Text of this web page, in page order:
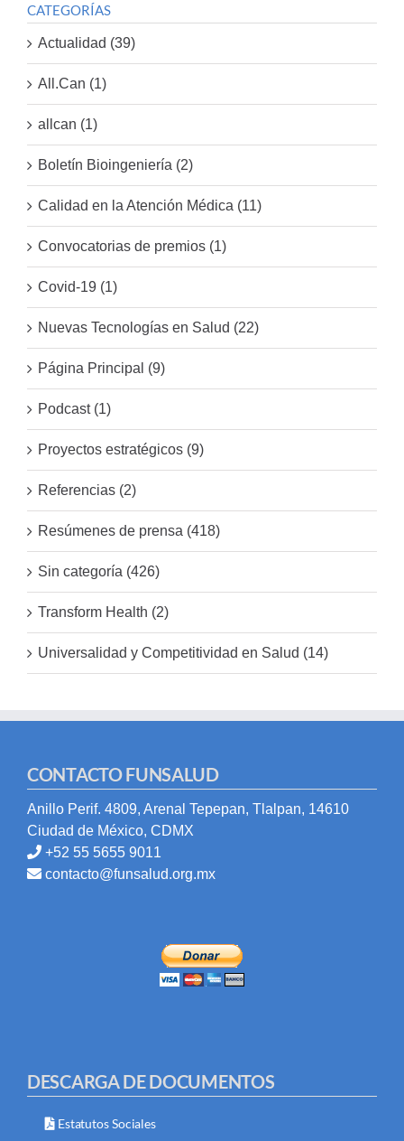
CATEGORÍAS
Actualidad (39)
All.Can (1)
allcan (1)
Boletín Bioingeniería (2)
Calidad en la Atención Médica (11)
Convocatorias de premios (1)
Covid-19 (1)
Nuevas Tecnologías en Salud (22)
Página Principal (9)
Podcast (1)
Proyectos estratégicos (9)
Referencias (2)
Resúmenes de prensa (418)
Sin categoría (426)
Transform Health (2)
Universalidad y Competitividad en Salud (14)
CONTACTO FUNSALUD
Anillo Perif. 4809, Arenal Tepepan, Tlalpan, 14610
Ciudad de México, CDMX
+52 55 5655 9011
contacto@funsalud.org.mx
DESCARGA DE DOCUMENTOS
Estatutos Sociales